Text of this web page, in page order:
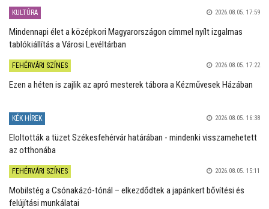
KULTÚRA 2026.08.05. 17:59
Mindennapi élet a középkori Magyarországon címmel nyílt izgalmas
tablókiállítás a Városi Levéltárban
FEHÉRVÁRI SZÍNES 2026.08.05. 17:22
Ezen a héten is zajlik az apró mesterek tábora a Kézművesek Házában
KÉK HÍREK 2026.08.05. 16:38
Eloltották a tüzet Székesfehérvár határában - mindenki visszamehetett
az otthonába
FEHÉRVÁRI SZÍNES 2026.08.05. 15:11
Mobilstég a Csónakázó-tónál – elkezdődtek a japánkert bővítési és
felújítási munkálatai